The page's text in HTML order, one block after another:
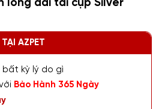
lông dài tai cụp Silver
AZPET
bất kỳ lý do gì
Bảo Hành 365 Ngày